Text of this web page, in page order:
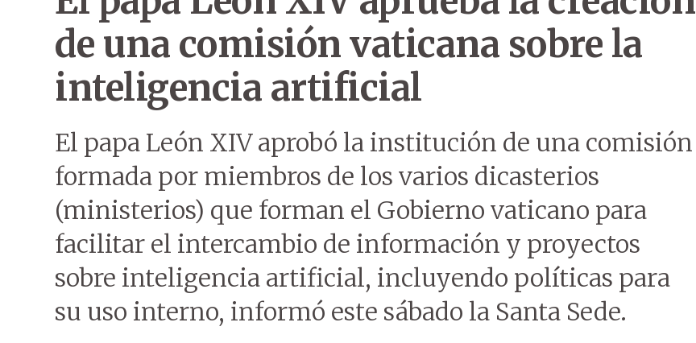
de una comisión vaticana sobre la
inteligencia artificial
El papa León XIV aprobó la institución de una comisión
formada por miembros de los varios dicasterios
(ministerios) que forman el Gobierno vaticano para
facilitar el intercambio de información y proyectos
sobre inteligencia artificial, incluyendo políticas para
su uso interno, informó este sábado la Santa Sede.